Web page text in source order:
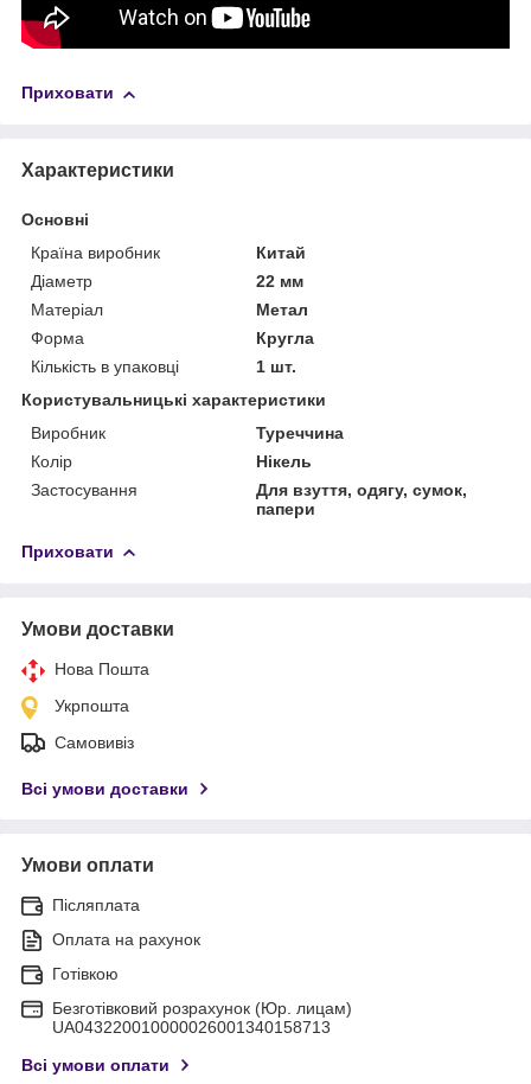
Приховати
Характеристики
Основні
Країна виробник
Китай
Діаметр
22 мм
Матеріал
Метал
Форма
Кругла
Кількість в упаковці
1 шт.
Користувальницькі характеристики
Виробник
Туреччина
Колір
Нікель
Застосування
Для взуття, одягу, сумок,
папери
Приховати
Умови доставки
Нова Пошта
Укрпошта
Самовивіз
Всі умови доставки
Умови оплати
Післяплата
Оплата на рахунок
Готівкою
Безготівковий розрахунок (Юр. лицам)
UA043220010000026001340158713
Всі умови оплати